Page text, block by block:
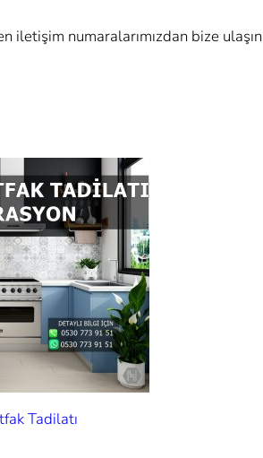
iletişim numaralarımızdan bize ulaşın
Tadilatı